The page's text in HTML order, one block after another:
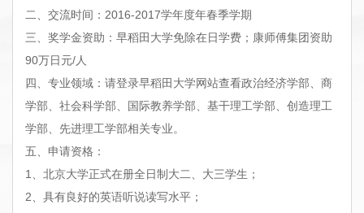
二、交流时间：2016-2017学年度年春季学期
三、奖学金资助：早稻田大学免除在日学费；康师傅集团资助
90万日元/人
四、专业领域：请登录早稻田大学网站查看政治经济学部、商
学部、社会科学部、国际教养学部、基干理工学部、创造理工
学部、先进理工学部相关专业。
五、申请资格：
1、北京大学正式在册全日制大二、大三学生；
2、具有良好的英语听说读写水平；